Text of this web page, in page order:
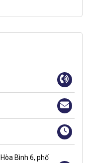
Bình 6, phố